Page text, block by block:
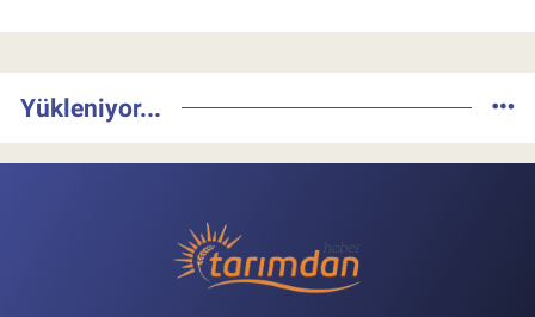
Yükleniyor...